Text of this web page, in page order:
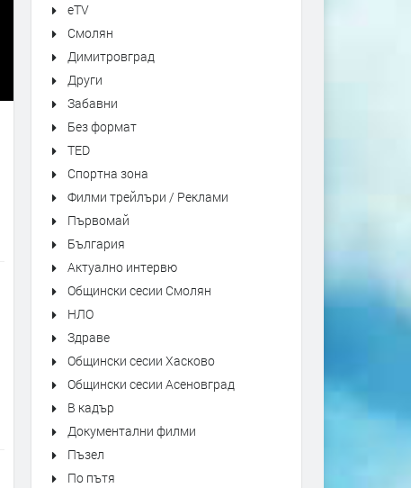
eTV
Смолян
Димитровград
Други
Забавни
Без формат
TED
Спортна зона
Филми трейлъри / Реклами
Първомай
България
Актуално интервю
Общински сесии Смолян
НЛО
Здраве
Общински сесии Хасково
Общински сесии Асеновград
В кадър
Документални филми
Пъзел
По пътя